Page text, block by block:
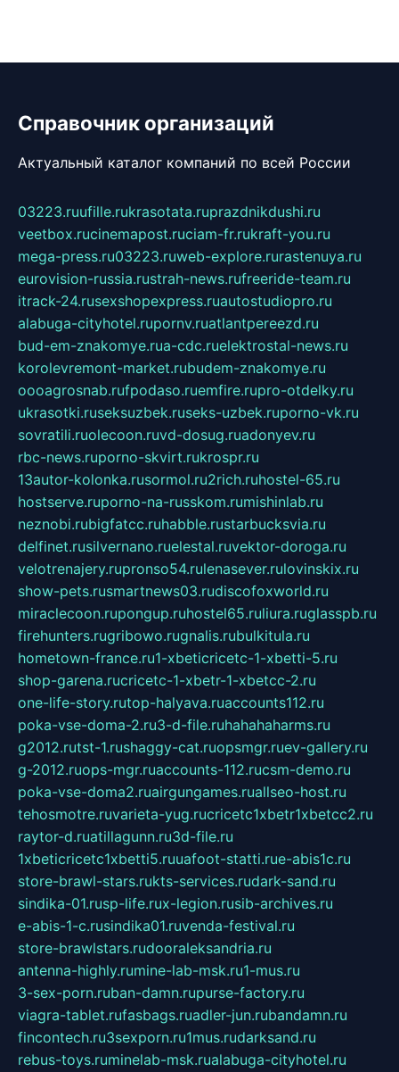
Справочник организаций
Актуальный каталог компаний по всей России
03223.ruufille.rukrasotata.ruprazdnikdushi.ru
veetbox.rucinemapost.ruciam-fr.rukraft-you.ru
mega-press.ru03223.ruweb-explore.rurastenuya.ru
eurovision-russia.rustrah-news.rufreeride-team.ru
itrack-24.rusexshopexpress.ruautostudiopro.ru
alabuga-cityhotel.rupornv.ruatlantpereezd.ru
bud-em-znakomye.rua-cdc.ruelektrostal-news.ru
korolevremont-market.rubudem-znakomye.ru
oooagrosnab.rufpodaso.ruemfire.rupro-otdelky.ru
ukrasotki.ruseksuzbek.ruseks-uzbek.ruporno-vk.ru
sovratili.ruolecoon.ruvd-dosug.ruadonyev.ru
rbc-news.ruporno-skvirt.rukrospr.ru
13autor-kolonka.rusormol.ru2rich.ruhostel-65.ru
hostserve.ruporno-na-russkom.rumishinlab.ru
neznobi.rubigfatcc.ruhabble.rustarbucksvia.ru
delfinet.rusilvernano.ruelestal.ruvektor-doroga.ru
velotrenajery.rupronso54.rulenasever.rulovinskix.ru
show-pets.rusmartnews03.rudiscofoxworld.ru
miraclecoon.rupongup.ruhostel65.ruliura.ruglasspb.ru
firehunters.rugribowo.rugnalis.rubulkitula.ru
hometown-france.ru1-xbeticricetc-1-xbetti-5.ru
shop-garena.rucricetc-1-xbetr-1-xbetcc-2.ru
one-life-story.rutop-halyava.ruaccounts112.ru
poka-vse-doma-2.ru3-d-file.ruhahahaharms.ru
g2012.rutst-1.rushaggy-cat.ruopsmgr.ruev-gallery.ru
g-2012.ruops-mgr.ruaccounts-112.rucsm-demo.ru
poka-vse-doma2.ruairgungames.ruallseo-host.ru
tehosmotre.ruvarieta-yug.rucricetc1xbetr1xbetcc2.ru
raytor-d.ruatillagunn.ru3d-file.ru
1xbeticricetc1xbetti5.ruuafoot-statti.rue-abis1c.ru
store-brawl-stars.rukts-services.rudark-sand.ru
sindika-01.rusp-life.rux-legion.rusib-archives.ru
e-abis-1-c.rusindika01.ruvenda-festival.ru
store-brawlstars.rudooraleksandria.ru
antenna-highly.rumine-lab-msk.ru1-mus.ru
3-sex-porn.ruban-damn.rupurse-factory.ru
viagra-tablet.rufasbags.ruadler-jun.rubandamn.ru
fincontech.ru3sexporn.ru1mus.rudarksand.ru
rebus-toys.ruminelab-msk.rualabuga-cityhotel.ru